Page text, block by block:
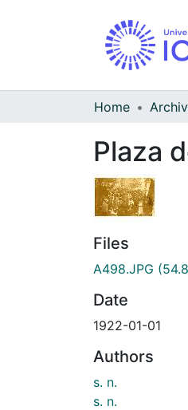
Home
Plaza
Files
A498.JPG
Date
1922-01-01
Authors
s. n.
s. n.